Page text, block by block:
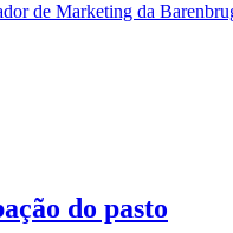
de Marketing da
do pasto